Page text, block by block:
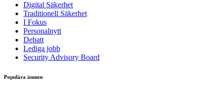
Digital Säkerhet
Traditionell Säkerhet
I Fokus
Personalnytt
Debatt
Lediga jobb
Security Advisory Board
Populära ämnen